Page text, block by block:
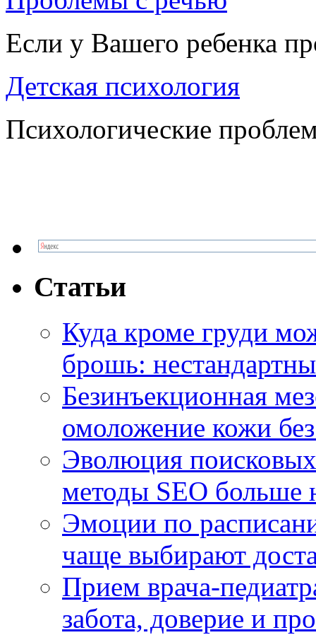
Если у Вашего ребенка
Детская психология
Психологические
Статьи
Куда кроме груди
брошь:
Безинъекционная
омоложение кожи
Эволюция
методы SEO больше
Эмоции по
чаще выбирают
Прием врача-
забота, доверие и